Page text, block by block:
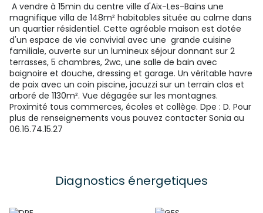
A vendre à 15min du centre ville d'Aix-Les-Bains une
magnifique villa de 148m² habitables située au calme dans
un quartier résidentiel. Cette agréable maison est dotée
d'un espace de vie convivial avec une grande cuisine
familiale, ouverte sur un lumineux séjour donnant sur 2
terrasses, 5 chambres, 2wc, une salle de bain avec
baignoire et douche, dressing et garage. Un véritable havre
de paix avec un coin piscine, jacuzzi sur un terrain clos et
arboré de 1130m². Vue dégagée sur les montagnes.
Proximité tous commerces, écoles et collège. Dpe : D. Pour
plus de renseignements vous pouvez contacter Sonia au
06.16.74.15.27
Diagnostics énergetiques